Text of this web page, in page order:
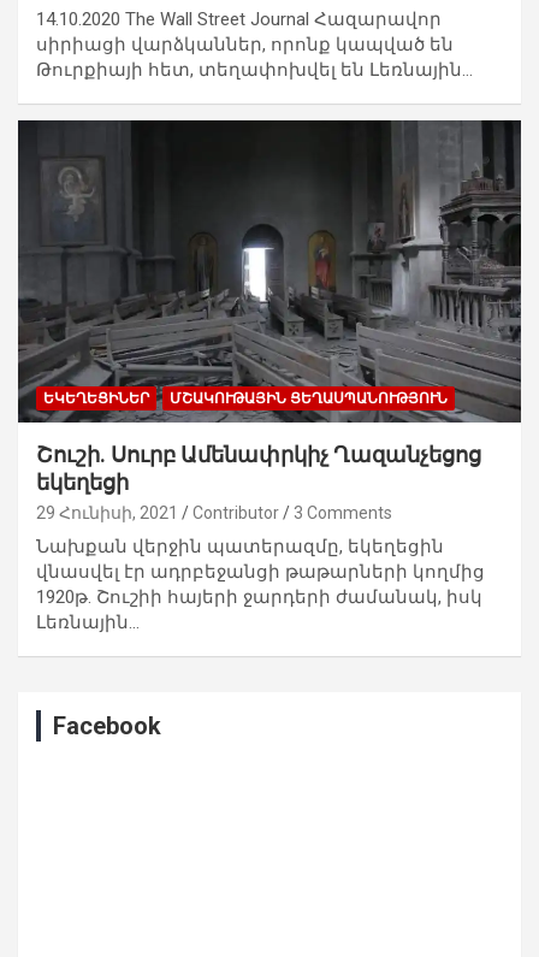
14.10.2020 The Wall Street Journal Հազարավոր
սիրիացի վարձկաններ, որոնք կապված են
Թուրքիայի հետ, տեղափոխվել են Լեռնային…
ԵԿԵՂԵՑԻՆԵՐ ՄՇԱԿՈՒԹԱՅԻՆ ՑԵՂԱՍՊԱՆՈՒԹՅՈՒՆ
Շուշի. Սուրբ Ամենափրկիչ Ղազանչեցոց
եկեղեցի
29 Հունիսի, 2021 Contributor 3 Comments
Նախքան վերջին պատերազմը, եկեղեցին
վնասվել էր ադրբեջանցի թաթարների կողմից
1920թ. Շուշիի հայերի ջարդերի ժամանակ, իսկ
Լեռնային…
Facebook